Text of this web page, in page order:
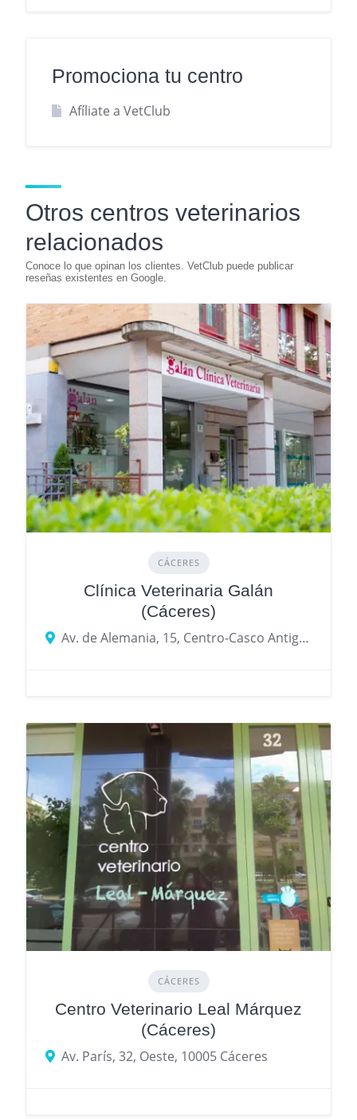
Promociona tu centro
Afíliate a VetClub
Otros centros veterinarios
relacionados
CÁCERES
Clínica Veterinaria Galán
(Cáceres)
Av. de Alemania, 15, Centro-Casco Antiguo, 10005 Cáceres
CÁCERES
Centro Veterinario Leal Márquez
(Cáceres)
Av. París, 32, Oeste, 10005 Cáceres